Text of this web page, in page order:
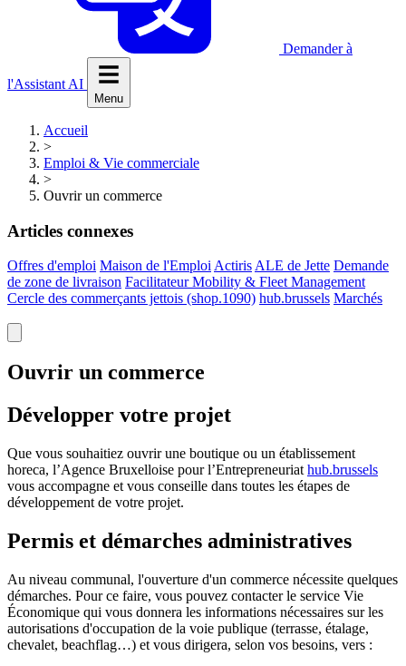
Demander à
l'Assistant AI
Menu
Accueil
>
Emploi & Vie commerciale
>
Ouvrir un commerce
Articles connexes
Offres d'emploi Maison de l'Emploi Actiris ALE de Jette Demande
de zone de livraison Facilitateur Mobility & Fleet Management
Cercle des commerçants jettois (shop.1090) hub.brussels Marchés
Ouvrir un commerce
Développer votre projet
Que vous souhaitiez ouvrir une boutique ou un établissement
horeca, l’Agence Bruxelloise pour l’Entrepreneuriat hub.brussels
vous accompagne et vous conseille dans toutes les étapes de
développement de votre projet.
Permis et démarches administratives
Au niveau communal, l'ouverture d'un commerce nécessite quelques
démarches. Pour ce faire, vous pouvez contacter le service Vie
Économique qui vous donnera les informations nécessaires sur les
autorisations d'occupation de la voie publique (terrasse, étalage,
chevalet, beachflag…) et vous dirigera, selon vos besoins, vers :